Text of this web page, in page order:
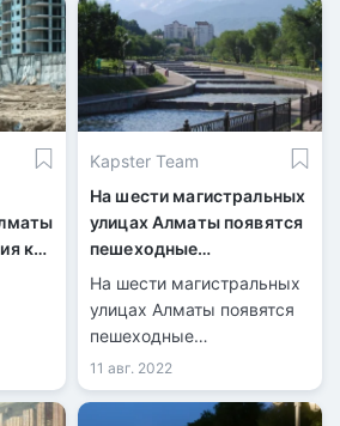
к
и
Kapster Team
На шести магистральных
улицах Алматы появятся
пешеходные
пространства
На шести магистральных
улицах Алматы появятся
пешеходные
пространства, сообщил на
встрече с жителями
Ауэзовского района
11 авг. 2022